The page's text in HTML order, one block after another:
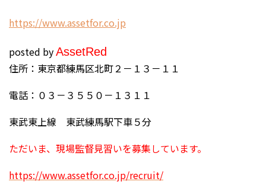
https://www.assetfor.co.jp
posted byAssetRed
住所：東京都練馬区北町２－１３－１１
電話：０３－３５５０－１３１１
東武東上線 東武練馬駅下車５分
ただいま、現場監督見習いを募集しています。
https://www.assetfor.co.jp/recruit/